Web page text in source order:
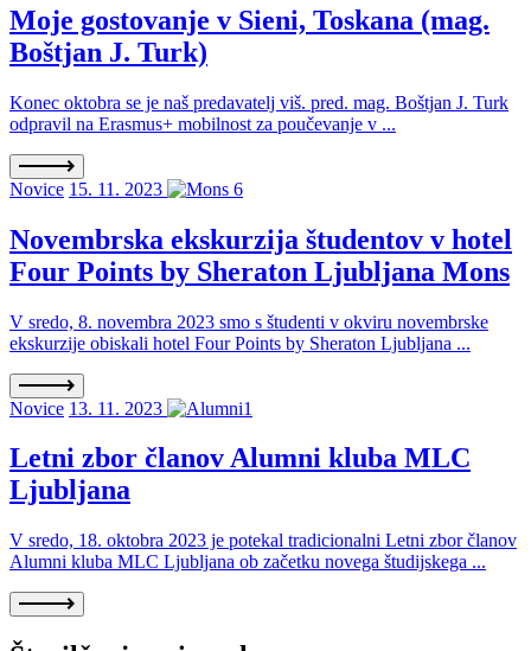
Moje gostovanje v Sieni, Toskana (mag.
Boštjan J. Turk)
Konec oktobra se je naš predavatelj viš. pred. mag. Boštjan J. Turk
odpravil na Erasmus+ mobilnost za poučevanje v ...
Novice 15. 11. 2023
Novembrska ekskurzija študentov v hotel
Four Points by Sheraton Ljubljana Mons
V sredo, 8. novembra 2023 smo s študenti v okviru novembrske
ekskurzije obiskali hotel Four Points by Sheraton Ljubljana ...
Novice 13. 11. 2023
Letni zbor članov Alumni kluba MLC
Ljubljana
V sredo, 18. oktobra 2023 je potekal tradicionalni Letni zbor članov
Alumni kluba MLC Ljubljana ob začetku novega študijskega ...